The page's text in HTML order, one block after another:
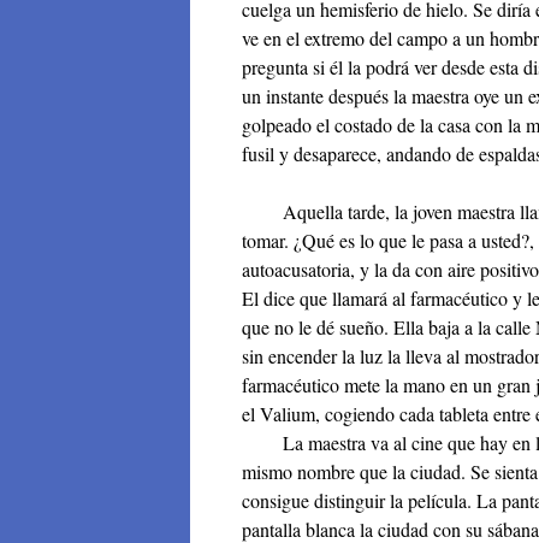
cuelga un hemisferio de hielo. Se
ve en el extremo del campo a un
pregunta si él la podrá ver desde esta
un instante después la maestra oye un
golpeado el costado de la casa con la
fusil y desaparece, andando de
Aquella tarde, la joven maestra
tomar. ¿Qué es lo que le pasa a
autoacusatoria, y la da con aire
El dice que llamará al farmacéutico y
que no le dé sueño. Ella baja a la
sin encender la luz la lleva al
farmacéutico mete la mano en un
el Valium, cogiendo cada tableta
La maestra va al cine que hay en
mismo nombre que la ciudad. Se
consigue distinguir la película. La
pantalla blanca la ciudad con su